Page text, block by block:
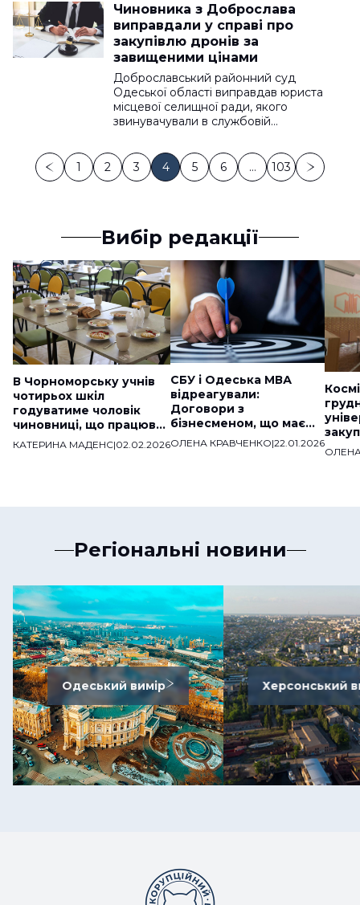
Чиновника з Доброслава
виправдали у справі про
закупівлю дронів за
завищеними цінами
Доброславський районний суд
Одеської області виправдав юриста
місцевої селищної ради, якого
звинувачували в службовій…
1 2 3 4 5 6 … 103
Вибір редакції
В Чорноморську учнів
чотирьох шкіл
годуватиме чоловік
чиновниці, що працював
на «скандальну» фірму
КАТЕРИНА МАДЕНС|02.02.2026
СБУ і Одеська МВА
відреагували:
Договори з
бізнесменом, що має
звʼязки з ДНР,
ОЛЕНА КРАВЧЕНКО|22.01.2026
Регіональні новини
Одеський вимір Херсонський